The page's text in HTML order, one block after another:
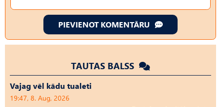
PIEVIENOT KOMENTĀRU
TAUTAS BALSS
Vajag vēl kādu tualeti
19:47, 8. Aug, 2026